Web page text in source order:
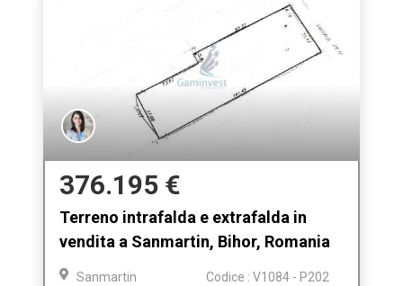
376.195 €
Terreno intrafalda e extrafalda in
vendita a Sanmartin, Bihor, Romania
Sanmartin Codice : V1084 - P202